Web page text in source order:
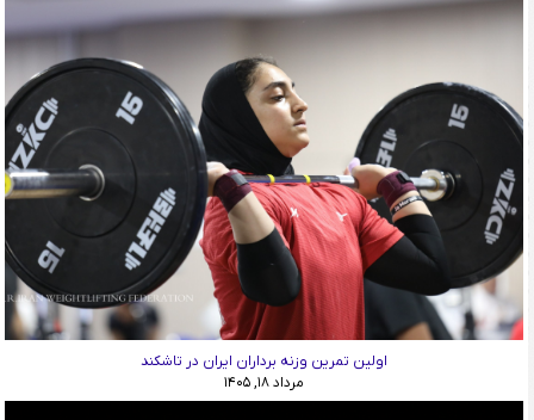
اولین تمرین وزنه برداران ایران در تاشکند
مرداد ۱۸, ۱۴۰۵